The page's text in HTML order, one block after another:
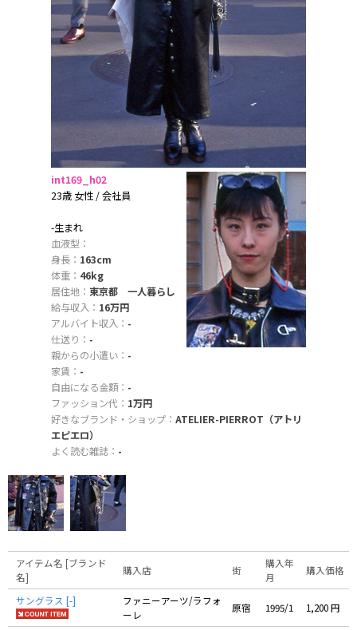
int169_h02
23歳 女性 / 会社員
-生まれ
血液型：
身長： 163cm
体重： 46kg
居住地： 東京都 一人暮らし
給与収入： 16万円
アルバイト収入： -
仕送り： -
親からの小遣い： -
家賃： -
自由になる金額： -
ファッション代： 1万円
好きなブランド・ショップ： ATELIER-PIERROT（アトリ
エピエロ）
よく読む雑誌： -
アイテム名 [ブランド
名]
購入店 街
購入年
月
購入価格
サングラス [-]
ファニーアーツ/ラフォ
ーレ
原宿 1995/1 1,200 円